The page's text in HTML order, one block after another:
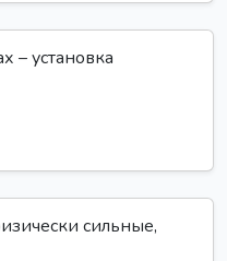
– установка
сильные,